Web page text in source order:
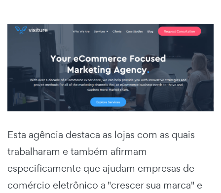
Esta agência destaca as lojas com as quais
trabalharam e também afirmam
especificamente que ajudam empresas de
comércio eletrônico a "crescer sua marca" e